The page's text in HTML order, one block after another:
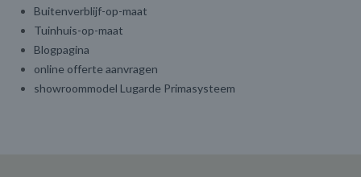
Buitenverblijf-op-maat
Tuinhuis-op-maat
Blogpagina
online offerte aanvragen
showroommodel Lugarde Primasysteem